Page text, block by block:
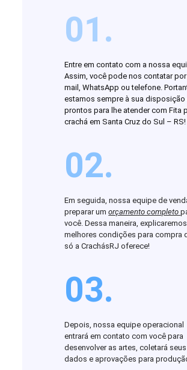
01.
Entre em contato com a nossa
Assim, você pode nos contatar
mail, WhatsApp ou telefone.
estamos sempre à sua disposição
prontos para lhe atender com Fita
crachá em Santa Cruz do Sul – RS!
02.
Em seguida, nossa equipe de
preparar umorçamento completo
você. Dessa maneira,
melhores condições para compra
só a CrachásRJ oferece!
03.
Depois, nossa equipe operacional
entrará em contato com você para
desenvolver as artes, coletará seus
dados e aprovações para